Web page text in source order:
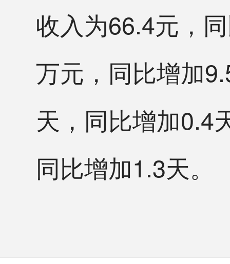
收入为66.4元，
万元，同比增加
天，同比增加0.4
同比增加1.3天。